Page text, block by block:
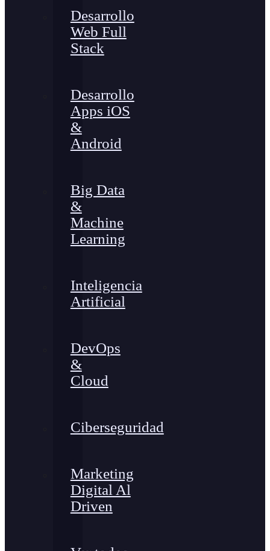
Desarrollo
Web Full
Stack
Desarrollo
Apps iOS
&
Android
Big Data
&
Machine
Learning
Inteligencia
Artificial
DevOps
&
Cloud
Ciberseguridad
Marketing
Digital Al
Driven